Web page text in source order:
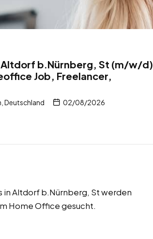
b.Nürnberg, St (m/w/d)
Job, Freelancer,
Deutschland 02/08/2026
in Altdorf b.Nürnberg, St werden
Home Office gesucht.